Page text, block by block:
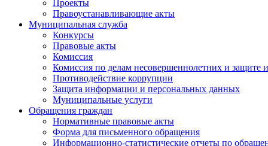
Проекты
Правоустанавливающие акты
Муниципальная служба
Конкурсы
Правовые акты
Комиссия
Комиссия по делам несовершеннолетних и защите
Противодействие коррупции
Защита информации и персональных данных
Муниципальные услуги
Обращения граждан
Нормативные правовые акты
Форма для письменного обращения
Информационно-статистические отчеты по